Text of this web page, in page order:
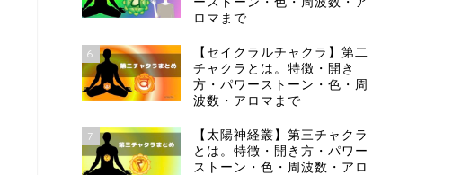
ロマまで
6
【セイクラルチャクラ】第二
チャクラとは。特徴・開き
方・パワーストーン・色・周
波数・アロマまで
7
【太陽神経叢】第三チャクラ
とは。特徴・開き方・パワー
ストーン・色・周波数・アロ